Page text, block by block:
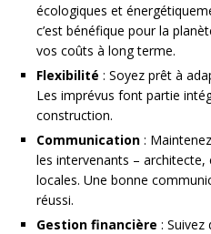
écologiques et
c’est bénéfique pour la
vos coûts à long terme.
Flexibilité : Soyez prêt à
Les imprévus font partie
construction.
Communication :
les intervenants –
locales. Une bonne
réussi.
Gestion financière :